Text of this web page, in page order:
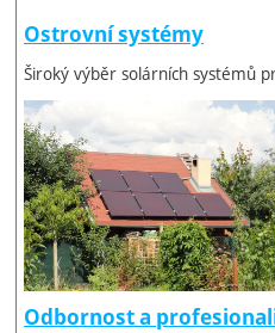
Ostrovní systémy
Široký výběr solárních systémů
Odbornost a